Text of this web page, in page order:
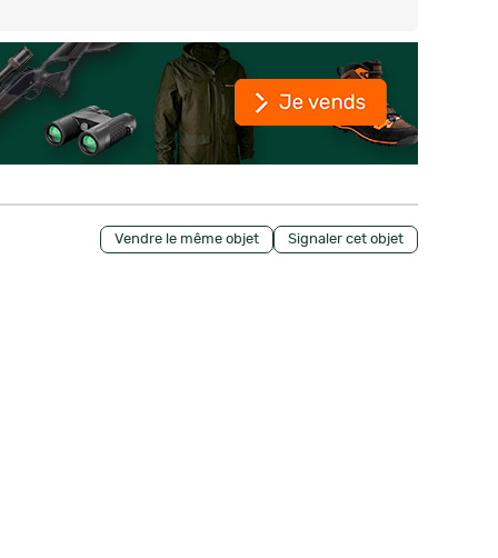
Vendre le même objet Signaler cet objet